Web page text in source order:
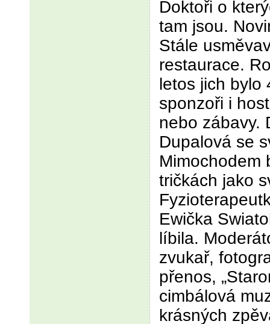
Doktoři o
tam jsou.
Stále
restaurace.
letos jich bylo
sponzoři i
nebo zábavy.
Dupalová se
Mimochodem
tričkách jako
Ewička
líbila.
zvukař,
přenos,
cimbálová
krásných